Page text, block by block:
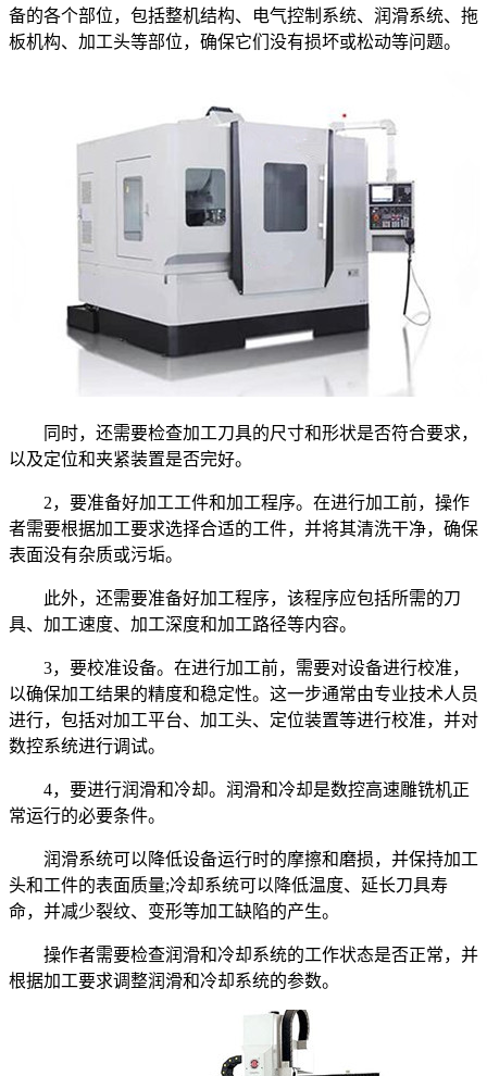
备的各个部位，包括整机结构、电气控制系统、润滑系统、拖
板机构、加工头等部位，确保它们没有损坏或松动等问题。
同时，还需要检查加工刀具的尺寸和形状是否符合要求，
以及定位和夹紧装置是否完好。
2，要准备好加工工件和加工程序。在进行加工前，操作
者需要根据加工要求选择合适的工件，并将其清洗干净，确保
表面没有杂质或污垢。
此外，还需要准备好加工程序，该程序应包括所需的刀
具、加工速度、加工深度和加工路径等内容。
3，要校准设备。在进行加工前，需要对设备进行校准，
以确保加工结果的精度和稳定性。这一步通常由专业技术人员
进行，包括对加工平台、加工头、定位装置等进行校准，并对
数控系统进行调试。
4，要进行润滑和冷却。润滑和冷却是数控高速雕铣机正
常运行的必要条件。
润滑系统可以降低设备运行时的摩擦和磨损，并保持加工
头和工件的表面质量;冷却系统可以降低温度、延长刀具寿
命，并减少裂纹、变形等加工缺陷的产生。
操作者需要检查润滑和冷却系统的工作状态是否正常，并
根据加工要求调整润滑和冷却系统的参数。